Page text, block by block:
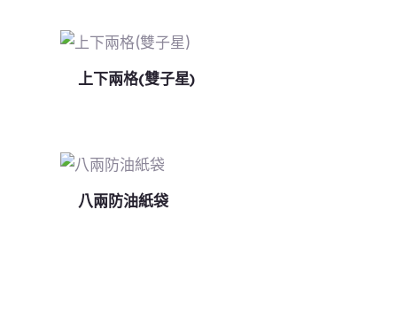
上下兩格(雙子星)
八兩防油紙袋